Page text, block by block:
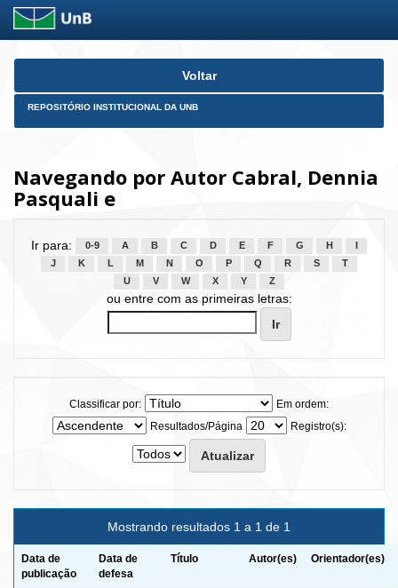
Skip
Voltar
REPOSITÓRIO INSTITUCIONAL DA UNB
Navegando por Autor Cabral, Dennia
Pasquali e
Ir para: 0-9 A B C D E F G H
J
K L M N O P Q R S
T
U
V W X Y Z
ou entre com as primeiras letras:
Classificar por:
Em ordem:
Resultados/Página
Registro(s):
Mostrando resultados 1 a 1 de 1
Data de
publicação
Data de
defesa
Título Autor(es) Orientador(es)